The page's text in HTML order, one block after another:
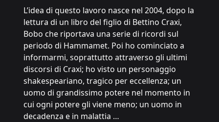
L’idea di questo lavoro nasce nel 2004, dopo la
lettura di un libro del figlio di Bettino Craxi,
Bobo che riportava una serie di ricordi sul
periodo di Hammamet. Poi ho cominciato a
informarmi, soprattutto attraverso gli ultimi
discorsi di Craxi; ho visto un personaggio
shakespeariano, tragico per eccellenza; un
uomo di grandissimo potere nel momento in
cui ogni potere gli viene meno; un uomo in
decadenza e in malattia …